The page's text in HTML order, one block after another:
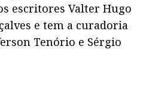
escritores Valter Hugo
e tem a curadoria
Tenório e Sérgio